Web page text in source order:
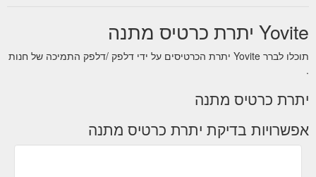
Gutschein Bayreuth
Sie können unsere Gutscheine
schnell und einfach online bestellen. Der Gutschein wird
den Geschenkgutschein zusätzlich per SMS ausliefern
Bayreuth.html
Yovite יתרת כרטיס מתנה
תוכלו לברר Yovite יתרת הכרטיסים על ידי דלפק /דלפק התמיכה של חנות
יתרת כרטיס מתנה
אפשרויות בדיקת יתרת כרטיס מתנה